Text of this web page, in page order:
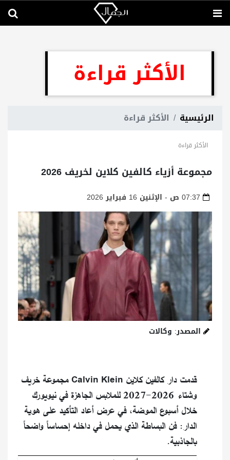
الأكثر قراءة
الرئيسية الأكثر قراءة
الأكثر قراءة
مجموعة أزياء كالفين كلاين لخريف 2026
المصدر: وكالات
قدمت دار كالفين كلاين Calvin Klein مجموعة خريف
وشتاء 2026-2027 للملابس الجاهزة في نيويورك
خلال أسبوع الموضة، في عرض أعاد التأكيد على هوية
الدار: فن البساطة الذي يحمل في داخله إحساساً واضحاً
بالجاذبية.